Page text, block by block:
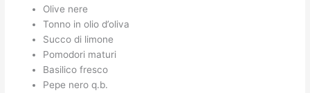
Olive nere
Tonno in olio d’oliva
Succo di limone
Pomodori maturi
Basilico fresco
Pepe nero q.b.